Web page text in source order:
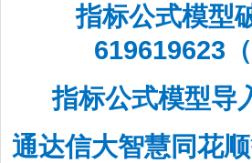
指标公式模型
619619623
指标公式模型导
通达信大智慧同花